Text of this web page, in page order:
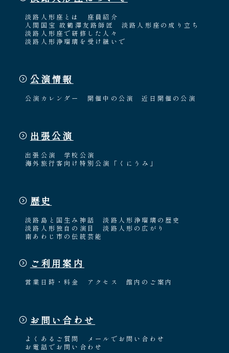
淡路人形座とは
座員紹介
人間国宝 故鶴澤友路師匠
淡路人形座の成り立ち
淡路人形座で研修した人々
淡路人形浄瑠璃を受け継いで
公演情報
公演カレンダー 開催中の公演 近日開催の公演
出張公演
出張公演
学校公演
海外旅行客向け特別公演「くにうみ」
歴史
淡路島と国生み神話
淡路人形浄瑠璃の歴史
淡路人形独自の演目
淡路人形の広がり
南あわじ市の伝統芸能
ご利用案内
営業日時・料金 アクセス 館内のご案内
お問い合わせ
よくあるご質問
メールでお問い合わせ
お電話でお問い合わせ